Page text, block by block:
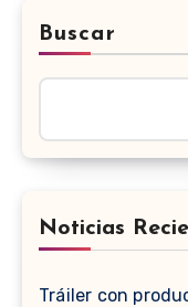
Buscar
Noticias
Tráiler con